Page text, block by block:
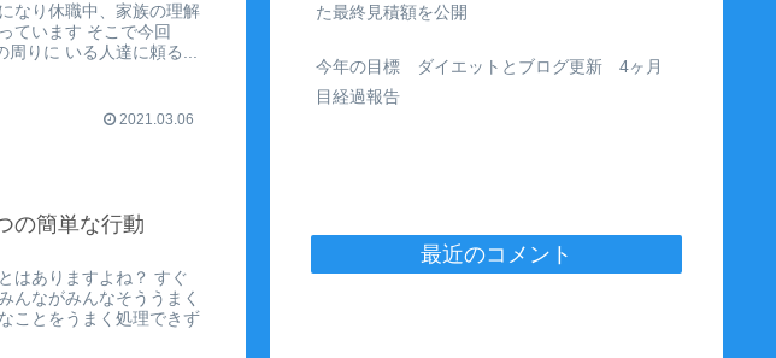
なり休職中、家族の理解
ています そこで今回
周りに いる人達に頼る...
2021.03.06
の簡単な行動
はありますよね？ すぐ
んながみんなそううまく
ことをうまく処理できず
た最終見積額を公開
今年の目標 ダイエットとブログ更新 4ヶ月
目経過報告
最近のコメント